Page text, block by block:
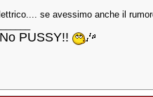
se avessimo anche il
PUSSY!!